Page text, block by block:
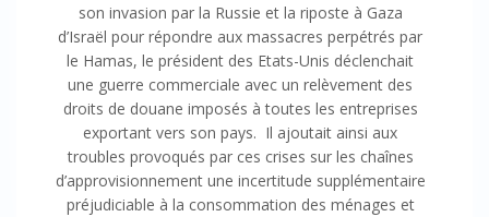
son invasion par la Russie et la riposte à Gaza
d’Israël pour répondre aux massacres perpétrés par
le Hamas, le président des Etats-Unis déclenchait
une guerre commerciale avec un relèvement des
droits de douane imposés à toutes les entreprises
exportant vers son pays. Il ajoutait ainsi aux
troubles provoqués par ces crises sur les chaînes
d’approvisionnement une incertitude supplémentaire
préjudiciable à la consommation des ménages et